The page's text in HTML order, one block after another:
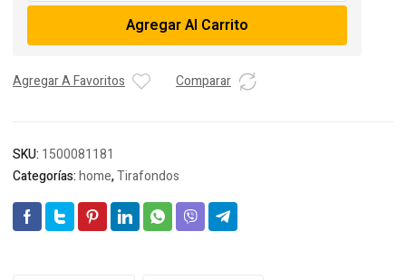
Cuadrada
6”
largo
variable
cantidad
Agregar Al Carrito
Agregar A Favoritos Comparar
SKU: 1500081181
Categorías:home,Tirafondos